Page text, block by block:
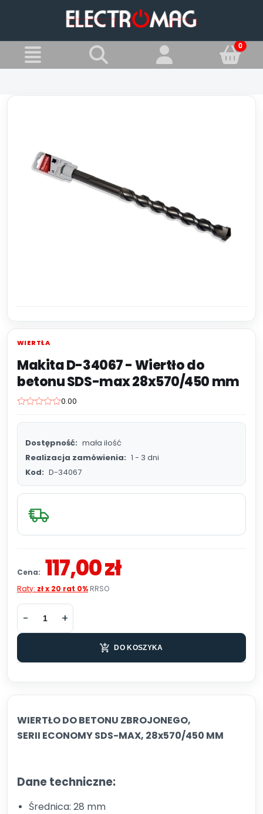
Wiertła
WIERTŁA
Makita D-34067 - Wiertło do
betonu SDS-max 28x570/450 mm
0.00
Dostępność: mała ilość
Realizacja zamówienia: 1 - 3 dni
Kod: D-34067
Cena: 117,00 zł
Raty: zł x 20 rat 0% RRSO
DO KOSZYKA
WIERTŁO DO BETONU ZBROJONEGO,
SERII ECONOMY SDS-MAX, 28x570/450 MM
Dane techniczne:
Średnica: 28 mm